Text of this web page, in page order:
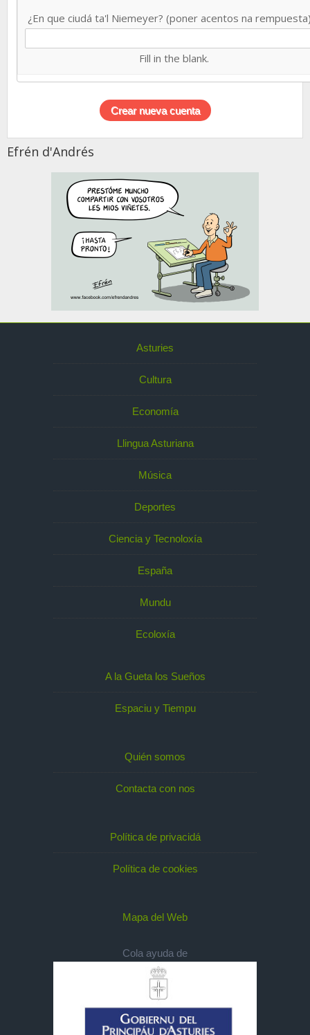
¿En que ciudá ta'l Niemeyer? (poner acentos na
Fill in the blank.
Efrén d'Andrés
Asturies
Cultura
Economía
Llingua Asturiana
Música
Deportes
Ciencia y Tecnoloxía
España
Mundu
Ecoloxía
A la Gueta los Sueños
Espaciu y Tiempu
Quién somos
Contacta con nos
Política de privacidá
Política de cookies
Mapa del Web
Cola ayuda de